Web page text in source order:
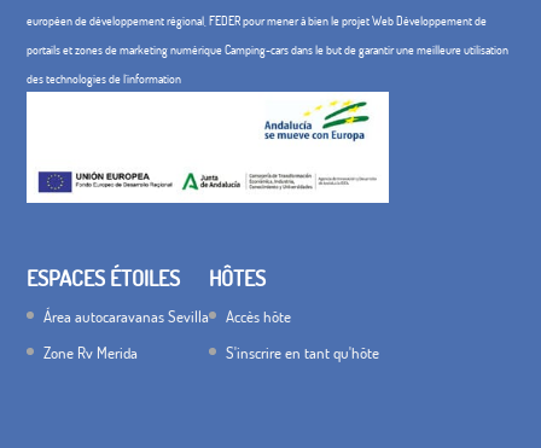
européen de développement régional, FEDER pour mener à bien le projet Web Développement de
portails et zones de marketing numérique Camping-cars dans le but de garantir une meilleure utilisation
des technologies de l'information
ESPACES ÉTOILES
Área autocaravanas Sevilla
Zone Rv Merida
HÔTES
Accès hôte
S'inscrire en tant qu'hôte